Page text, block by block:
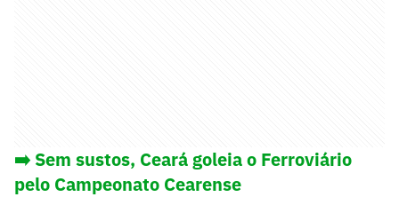
➡️ Sem sustos, Ceará goleia o Ferroviário
pelo Campeonato Cearense